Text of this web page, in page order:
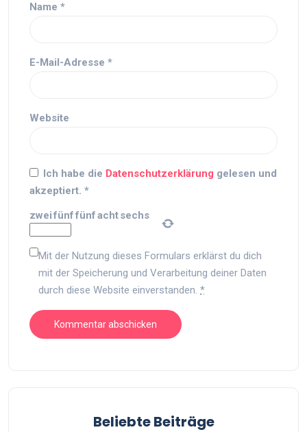
Name *
E-Mail-Adresse *
Website
Ich habe die Datenschutzerklärung gelesen und
akzeptiert. *
zweifünffünfachtsechs
Mit der Nutzung dieses Formulars erklärst du dich
mit der Speicherung und Verarbeitung deiner Daten
durch diese Website einverstanden. *
Beliebte Beiträge